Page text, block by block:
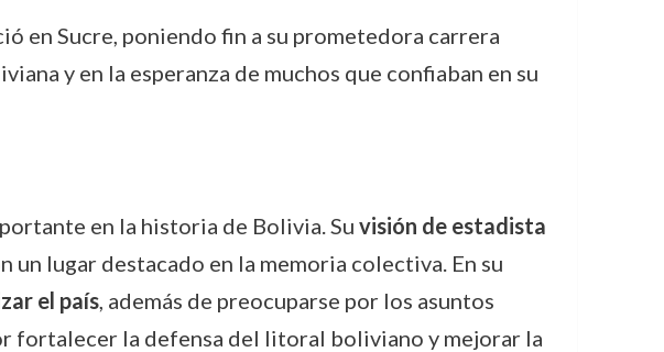
en Sucre, poniendo fin a su prometedora carrera
y en la esperanza de muchos que confiaban en su
en la historia de Bolivia. Su visión de estadista
un lugar destacado en la memoria colectiva. En su
el país, además de preocuparse por los asuntos
fortalecer la defensa del litoral boliviano y mejorar la